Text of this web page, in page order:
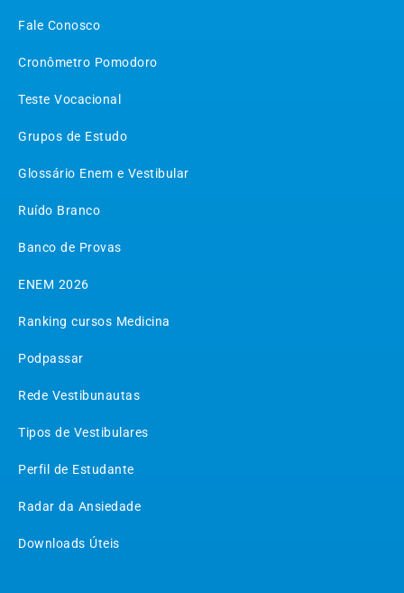
Fale Conosco
Cronômetro Pomodoro
Teste Vocacional
Grupos de Estudo
Glossário Enem e Vestibular
Ruído Branco
Banco de Provas
ENEM 2026
Ranking cursos Medicina
Podpassar
Rede Vestibunautas
Tipos de Vestibulares
Perfil de Estudante
Radar da Ansiedade
Downloads Úteis